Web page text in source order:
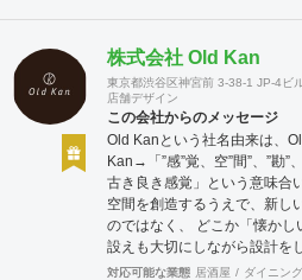
株式会社 Old Kan
東京都渋谷区神宮前 3-38-1 JP-4ビ
店舗デザイン
この会社からのメッセージ
Old Kanという社名由来は、
Kan→「”感”覚、空”間”、”勘”
古き良き感覚」という意味合
空間を創造するうえで、新し
のではなく、 どこか「懐か
設えも大切にしながら設計を
下、日々クライアント様、そ
対応可能な業態 居酒屋 ダイニン